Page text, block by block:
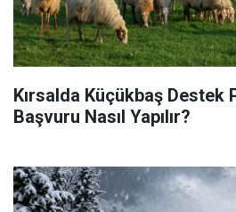
Kırsalda Küçükbaş Destek
Başvuru Nasıl Yapılır?